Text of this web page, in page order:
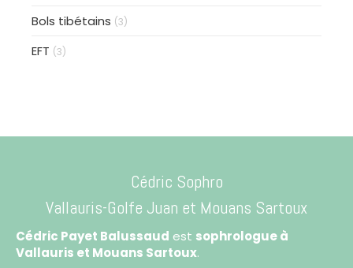
Bols tibétains (3)
EFT (3)
Cédric Sophro
Vallauris-Golfe Juan et Mouans Sartoux
Cédric Payet Balussaud est sophrologue à
Vallauris et Mouans Sartoux.